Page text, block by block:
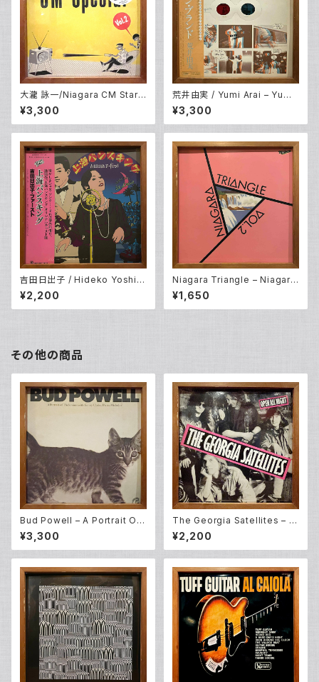
大瀧 詠一/Niagara CM Stars
– Niagara CM Special Vol.2
(LP)
¥3,300
荒井由実 / Yumi Arai – Yumi
ng Brand (LP)
¥3,300
吉田日出子 / Hideko Yoshid
a – 上海バンスキング / Shang
hai Vance King (LP)
¥2,200
Niagara Triangle – Niagara
Triangle Vol.2 (LP)
¥1,650
その他の商品
Bud Powell – A Portrait Of
Thelonious (LP)
¥3,300
The Georgia Satellites – O
pen All Night (LP)
¥2,200